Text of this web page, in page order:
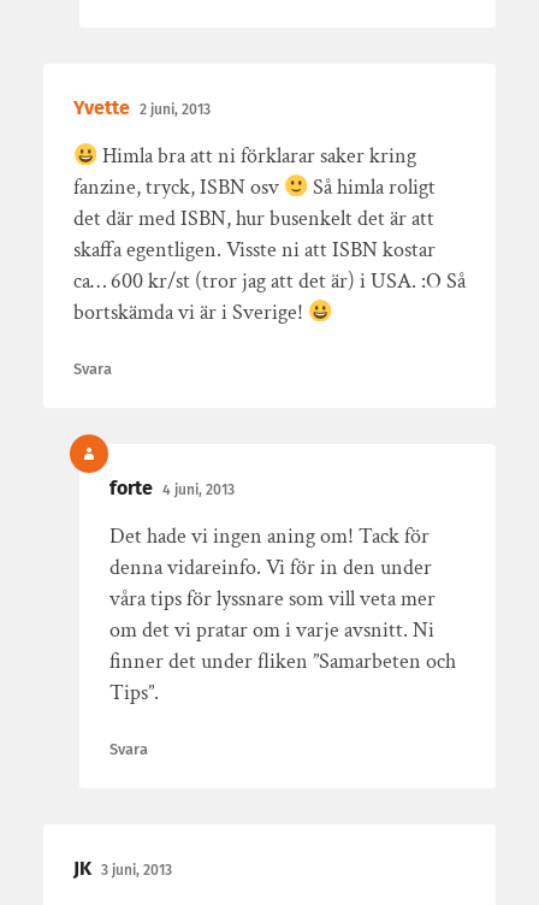
Yvette 2 juni, 2013
Himla bra att ni förklarar saker kring
fanzine, tryck, ISBN osv
Så himla roligt
det där med ISBN, hur busenkelt det är att
skaffa egentligen. Visste ni att ISBN kostar
ca… 600 kr/st (tror jag att det är) i USA. :O Så
bortskämda vi är i Sverige!
Svara
forte 4 juni, 2013
Det hade vi ingen aning om! Tack för
denna vidareinfo. Vi för in den under
våra tips för lyssnare som vill veta mer
om det vi pratar om i varje avsnitt. Ni
finner det under fliken ”Samarbeten och
Tips”.
Svara
JK 3 juni, 2013